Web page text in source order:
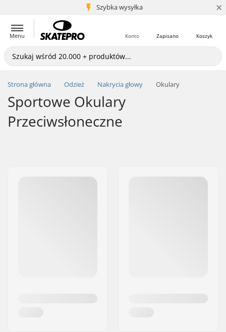
Szybka wysyłka
5+ mln klientów ×
Menu Koszyk
Zapisano
Konto
Strona główna Odzież Nakrycia głowy Okulary
Sportowe Okulary
Przeciwsłoneczne